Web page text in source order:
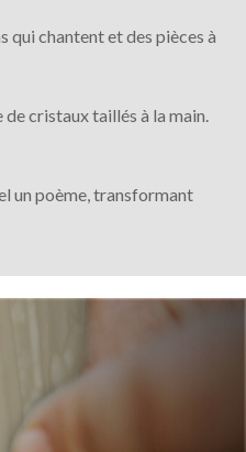
qui chantent et des pièces à
cristaux taillés à la main.
un poème, transformant